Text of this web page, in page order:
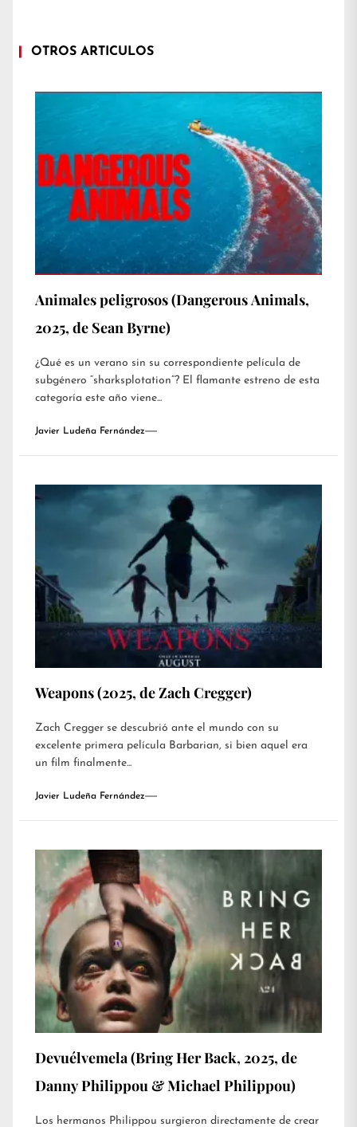
OTROS ARTÍCULOS
Animales peligrosos (Dangerous Animals,
2025, de Sean Byrne)
¿Qué es un verano sin su correspondiente película de
subgénero “sharksplotation”? El flamante estreno de esta
categoría este año viene...
Javier Ludeña Fernández
Weapons (2025, de Zach Cregger)
Zach Cregger se descubrió ante el mundo con su
excelente primera película Barbarian, si bien aquel era
un film finalmente...
Javier Ludeña Fernández
Devuélvemela (Bring Her Back, 2025, de
Danny Philippou & Michael Philippou)
Los hermanos Philippou surgieron directamente de crear